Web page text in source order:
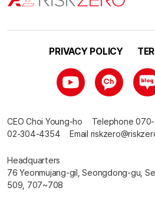
PRIVACY POLICY
CEO Choi Young-ho Telephone
02-304-4354
Email
Headquarters
76 Yeonmujang-gil, Seongdong-gu,
509, 707~708